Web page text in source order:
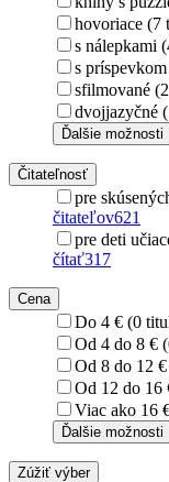
hovoriace (7
s nálepkami
s
sfilmované
dvojjazyčné
Ďalšie možnosti
Čitateľnosť
pre
čitateľov621
pre deti
čítať317
Cena
Do 4 € (0
Od 4 do 8 €
Od 8 do 12
Od 12 do 16
Viac ako 16
Ďalšie možnosti
Zúžiť výber